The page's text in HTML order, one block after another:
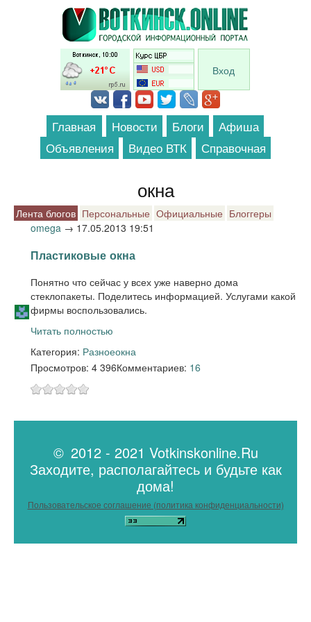
Перейти к основному содержанию
Вход
Главная Новости Блоги
Афиша
Объявления
Видео ВТК Справочная
окна
Лента блогов Персональные Официальные Блоггеры
omega → 17.05.2013 19:51
Пластиковые окна
Понятно что сейчас у всех уже наверно дома
стеклопакеты. Поделитесь информацией. Услугами какой
фирмы воспользовались.
Читать полностью
Категория: Разноеокна
Просмотров: 4 396Комментариев: 16
© 2012 - 2021 Votkinskonline.Ru
Заходите, располагайтесь и будьте как
дома!
Пользовательское соглашение (политика конфиденциальности)